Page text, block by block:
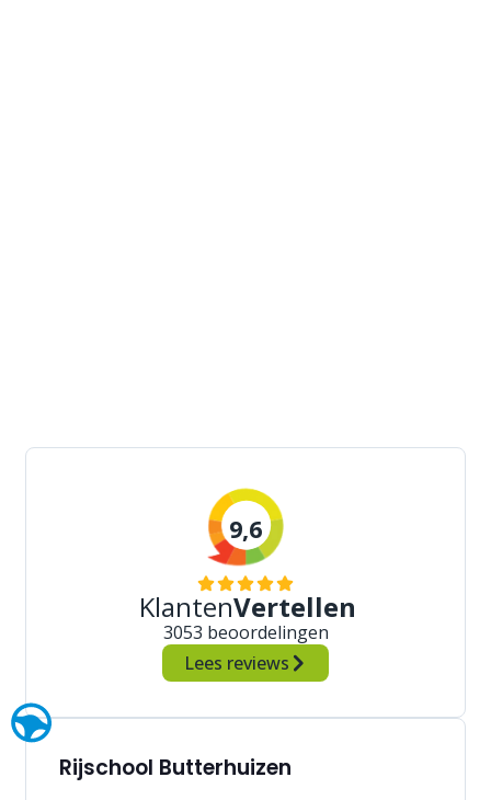
Rijschool Butterhuizen
9,6
KlantenVertellen
3053 beoordelingen
Lees reviews